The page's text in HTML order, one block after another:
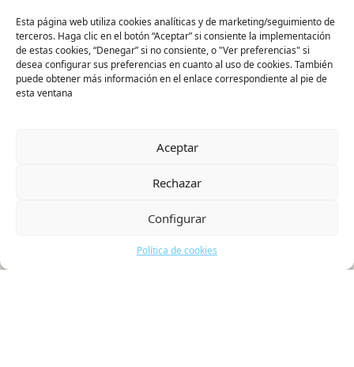
Esta página web utiliza cookies analíticas y de marketing/seguimiento de
terceros. Haga clic en el botón “Aceptar” si consiente la implementación
de estas cookies, “Denegar” si no consiente, o "Ver preferencias" si
desea configurar sus preferencias en cuanto al uso de cookies. También
puede obtener más información en el enlace correspondiente al pie de
esta ventana
Aceptar
Rechazar
Configurar
Política de cookies
La Recicladora Cultural
Exposiciones
Actualidad
Política de cookies